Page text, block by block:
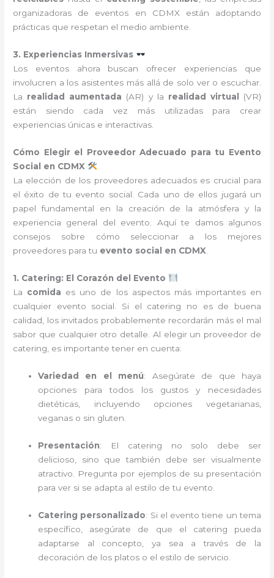
organizadoras de eventos en CDMX están adoptando
prácticas que respetan el medio ambiente.
3. Experiencias Inmersivas
Los eventos ahora buscan ofrecer experiencias que
involucren a los asistentes más allá de solo ver o escuchar.
La realidad aumentada (AR) y la realidad virtual
(VR)
están siendo cada vez más utilizadas para crear
experiencias únicas e interactivas.
Cómo Elegir el Proveedor Adecuado para tu Evento
Social en CDMX
La elección de los proveedores adecuados es crucial para
el éxito de tu evento social. Cada uno de ellos jugará un
papel fundamental en la creación de la atmósfera y la
experiencia general del evento. Aquí te damos algunos
consejos sobre cómo seleccionar a los mejores
proveedores para tu evento social en CDMX
1. Catering: El Corazón del Evento
La comida es uno de los aspectos más importantes en
cualquier evento social. Si el catering no es de buena
calidad, los invitados probablemente recordarán más el mal
sabor que cualquier otro detalle. Al elegir un proveedor de
catering, es importante tener en cuenta:
Variedad en el menú: Asegúrate de que haya
opciones para todos los gustos y necesidades
dietéticas, incluyendo opciones vegetarianas,
veganas o sin gluten.
Presentación: El catering no solo debe ser
delicioso, sino que también debe ser visualmente
atractivo. Pregunta por ejemplos de su presentación
para ver si se adapta al estilo de tu evento.
Catering personalizado: Si el evento tiene un tema
específico, asegúrate de que el catering pueda
adaptarse al concepto, ya sea a través de la
decoración de los platos o el estilo de servicio.